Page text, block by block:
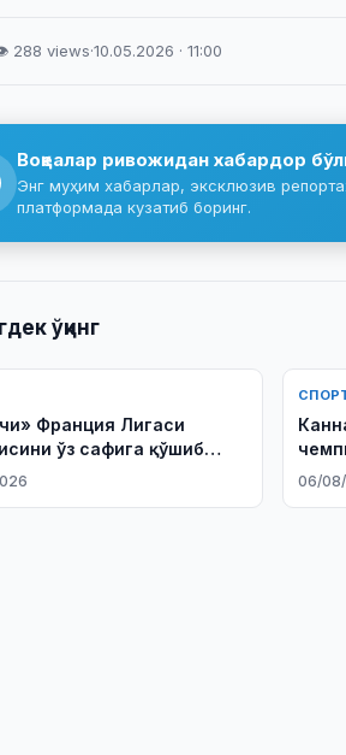
288 views·10.05.2026 · 11:00
Воқеалар ривожидан хабардор
Энг муҳим хабарлар, эксклюзив
платформада кузатиб боринг.
ўқинг
Франция Лигаси
ўз сафига қўшиб
06/